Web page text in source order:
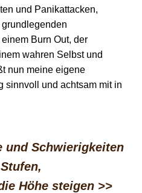
und Panikattacken,
Burn Out, der
wahren Selbst und
nun meine eigene
sinnvoll und achtsam mit in
und Schwierigkeiten
Höhe steigen >>